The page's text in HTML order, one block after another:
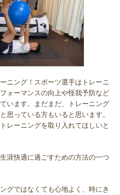
ニング！スポーツ選手はトレーニ
ォーマンスの向上や怪我予防など
います。まだまだ、トレーニング
思っている方もいると思います。
レーニングを取り入れてほしいと
涯快適に過ごすための方法の一つ
グではなくても心地よく、時にき